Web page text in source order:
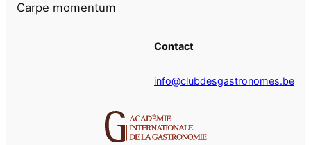
Carpe momentum
Contact
info@clubdesgastronomes.be